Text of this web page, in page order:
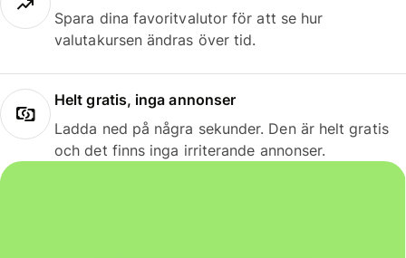
Spara dina favoritvalutor för att se hur
valutakursen ändras över tid.
Helt gratis, inga annonser
Ladda ned på några sekunder. Den är helt gratis
och det finns inga irriterande annonser.